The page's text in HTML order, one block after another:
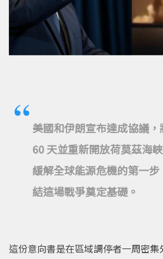
美國和伊朗宣布達成協議
60 天並重新開放荷莫茲海
緩解全球能源危機的第一
結這場戰爭奠定基礎。
這份意向書是在區域調停者一周密